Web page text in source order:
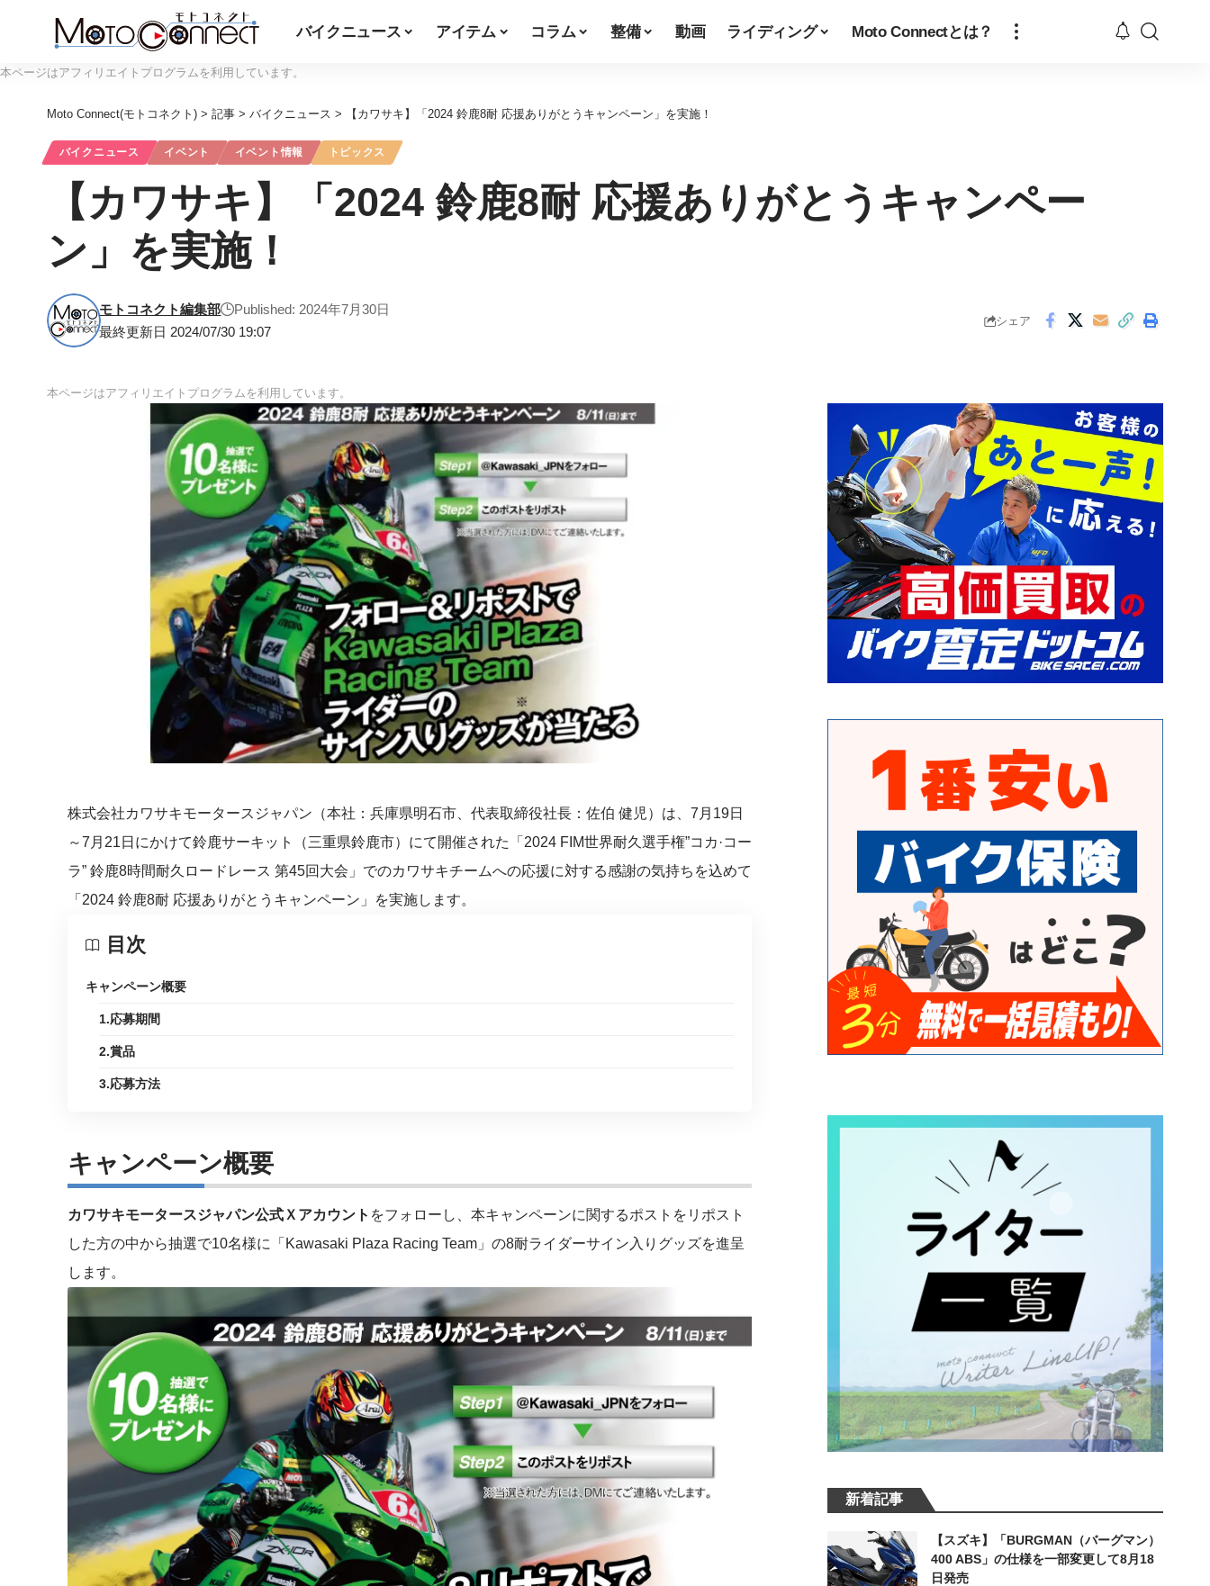
バイクニュース アイテム コラム 整備 動画 ライディング Moto Connectとは？
本ページはアフィリエイトプログラムを利用しています。
Moto Connect(モトコネクト) > 記事 > バイクニュース > 【カワサキ】「2024 鈴鹿8耐 応援ありがとうキャンペーン」を実施！
バイクニュース イベント イベント情報 トピックス
【カワサキ】「2024 鈴鹿8耐 応援ありがとうキャンペー
ン」を実施！
最終更新日 2024/07/30 19:07
モトコネクト編集部 Published: 2024年7月30日
シェア
本ページはアフィリエイトプログラムを利用しています。
株式会社カワサキモータースジャパン（本社：兵庫県明石市、代表取締役社長：佐伯 健児）は、7月19日
～7月21日にかけて鈴鹿サーキット（三重県鈴鹿市）にて開催された「2024 FIM世界耐久選手権”コカ·コー
ラ” 鈴鹿8時間耐久ロードレース 第45回大会」でのカワサキチームへの応援に対する感謝の気持ちを込めて
「2024 鈴鹿8耐 応援ありがとうキャンペーン」を実施します。
目次
キャンペーン概要
1.応募期間
2.賞品
3.応募方法
キャンペーン概要
カワサキモータースジャパン公式Ｘアカウント をフォローし、本キャンペーンに関するポストをリポスト
した方の中から抽選で10名様に「Kawasaki Plaza Racing Team」の8耐ライダーサイン入りグッズを進呈
します。
新着記事
【スズキ】「BURGMAN（バーグマン）
400 ABS」の仕様を一部変更して8月18
日発売